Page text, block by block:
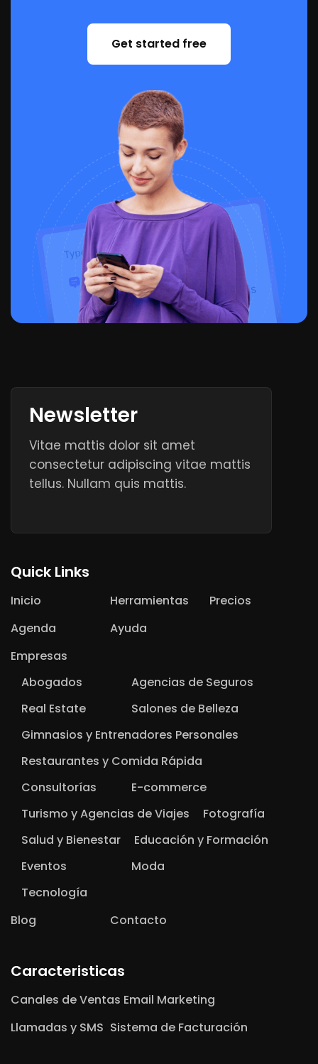
Get started free
Newsletter
Vitae mattis dolor sit amet
consectetur adipiscing vitae mattis
tellus. Nullam quis mattis.
Quick Links
Inicio Herramientas
Precios
Agenda
Ayuda
Empresas
Abogados
Agencias de Seguros
Real Estate
Salones de Belleza
Gimnasios y Entrenadores Personales
Restaurantes y Comida Rápida
Consultorías
E-commerce
Turismo y Agencias de Viajes
Fotografía
Salud y Bienestar
Educación y Formación
Eventos
Moda
Tecnología
Blog
Contacto
Caracteristicas
Canales de Ventas Email Marketing
Llamadas y SMS Sistema de Facturación